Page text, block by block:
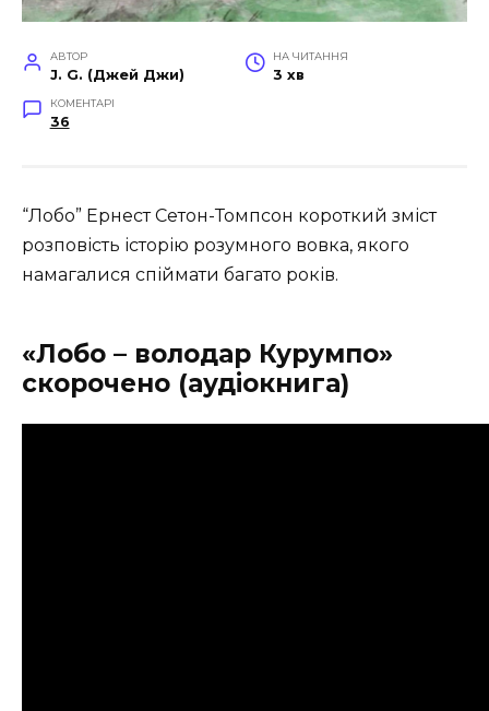
АВТОР
J. G. (Джей Джи)
НА ЧИТАННЯ
3 хв
КОМЕНТАРІ
36
“Лобо” Ернест Сетон-Томпсон короткий зміст
розповість історію розумного вовка, якого
намагалися спіймати багато років.
«Лобо – володар Курумпо»
скорочено (аудіокнига)